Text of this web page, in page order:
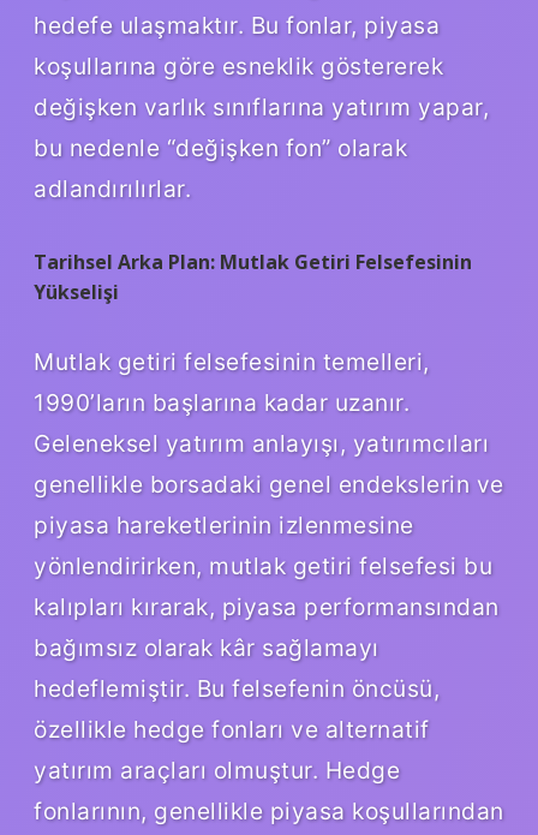
hedefe ulaşmaktır. Bu fonlar, piyasa
koşullarına göre esneklik göstererek
değişken varlık sınıflarına yatırım yapar,
bu nedenle “değişken fon” olarak
adlandırılırlar.
Tarihsel Arka Plan: Mutlak Getiri Felsefesinin
Yükselişi
Mutlak getiri felsefesinin temelleri,
1990’ların başlarına kadar uzanır.
Geleneksel yatırım anlayışı, yatırımcıları
genellikle borsadaki genel endekslerin ve
piyasa hareketlerinin izlenmesine
yönlendirirken, mutlak getiri felsefesi bu
kalıpları kırarak, piyasa performansından
bağımsız olarak kâr sağlamayı
hedeflemiştir. Bu felsefenin öncüsü,
özellikle hedge fonları ve alternatif
yatırım araçları olmuştur. Hedge
fonlarının, genellikle piyasa koşullarından